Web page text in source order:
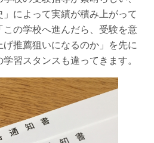
によって実績が積み上がって
の学校へ進んだら、受験を意
推薦狙いになるのか」を先に
習スタンスも違ってきます。